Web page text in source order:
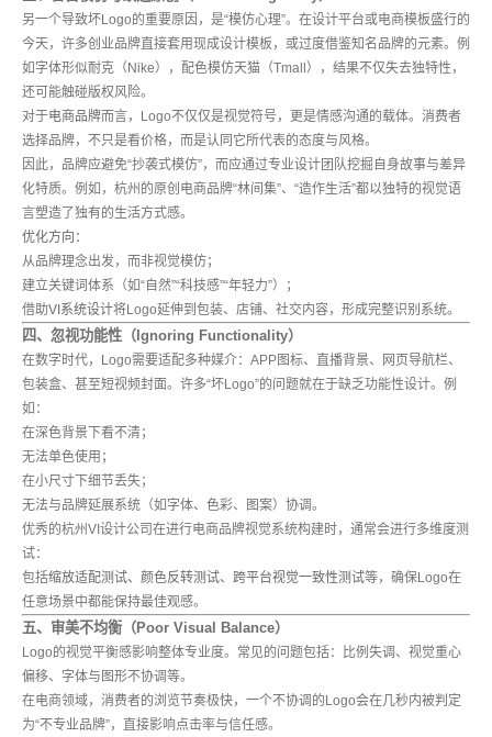
另一个导致坏Logo的重要原因，是“模仿心理”。在设计平台或电商模板盛行的
今天，许多创业品牌直接套用现成设计模板，或过度借鉴知名品牌的元素。例
如字体形似耐克（Nike），配色模仿天猫（Tmall），结果不仅失去独特性，
还可能触碰版权风险。
对于电商品牌而言，Logo不仅仅是视觉符号，更是情感沟通的载体。消费者
选择品牌，不只是看价格，而是认同它所代表的态度与风格。
因此，品牌应避免“抄袭式模仿”，而应通过专业设计团队挖掘自身故事与差异
化特质。例如，杭州的原创电商品牌“林间集”、“造作生活”都以独特的视觉语
言塑造了独有的生活方式感。
优化方向：
从品牌理念出发，而非视觉模仿；
建立关键词体系（如“自然”“科技感”“年轻力”）；
借助VI系统设计将Logo延伸到包装、店铺、社交内容，形成完整识别系统。
四、忽视功能性（Ignoring Functionality）
在数字时代，Logo需要适配多种媒介：APP图标、直播背景、网页导航栏、
包装盒、甚至短视频封面。许多“坏Logo”的问题就在于缺乏功能性设计。例
如：
在深色背景下看不清；
无法单色使用；
在小尺寸下细节丢失；
无法与品牌延展系统（如字体、色彩、图案）协调。
优秀的杭州VI设计公司在进行电商品牌视觉系统构建时，通常会进行多维度测
试：
包括缩放适配测试、颜色反转测试、跨平台视觉一致性测试等，确保Logo在
任意场景中都能保持最佳观感。
五、审美不均衡（Poor Visual Balance）
Logo的视觉平衡感影响整体专业度。常见的问题包括：比例失调、视觉重心
偏移、字体与图形不协调等。
在电商领域，消费者的浏览节奏极快，一个不协调的Logo会在几秒内被判定
为“不专业品牌”，直接影响点击率与信任感。